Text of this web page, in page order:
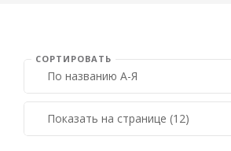
СОРТИРОВАТЬ
Страна
Шотландия